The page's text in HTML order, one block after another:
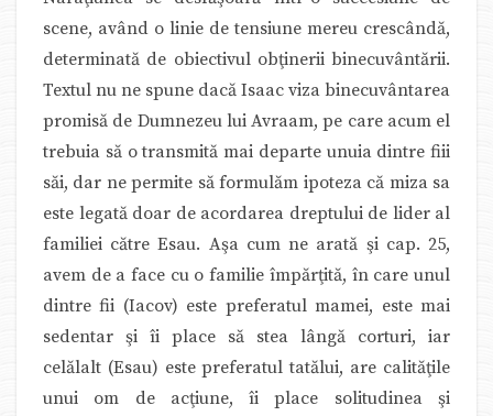
scene, având o linie de tensiune mereu crescândă,
determinată de obiectivul obţinerii binecuvântării.
Textul nu ne spune dacă Isaac viza binecuvântarea
promisă de Dumnezeu lui Avraam, pe care acum el
trebuia să o transmită mai departe unuia dintre fiii
săi, dar ne permite să formulăm ipoteza că miza sa
este legată doar de acordarea dreptului de lider al
familiei către Esau. Aşa cum ne arată şi cap. 25,
avem de a face cu o familie împărţită, în care unul
dintre fii (Iacov) este preferatul mamei, este mai
sedentar şi îi place să stea lângă corturi, iar
celălalt (Esau) este preferatul tatălui, are calităţile
unui om de acţiune, îi place solitudinea şi